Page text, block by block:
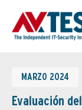
MARZO 2024
Evaluación